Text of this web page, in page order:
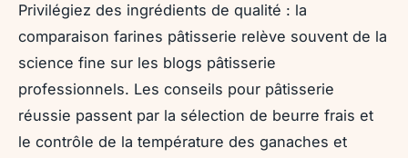
Privilégiez des ingrédients de qualité : la
comparaison farines pâtisserie relève souvent de la
science fine sur les blogs pâtisserie
professionnels. Les conseils pour pâtisserie
réussie passent par la sélection de beurre frais et
le contrôle de la température des ganaches et